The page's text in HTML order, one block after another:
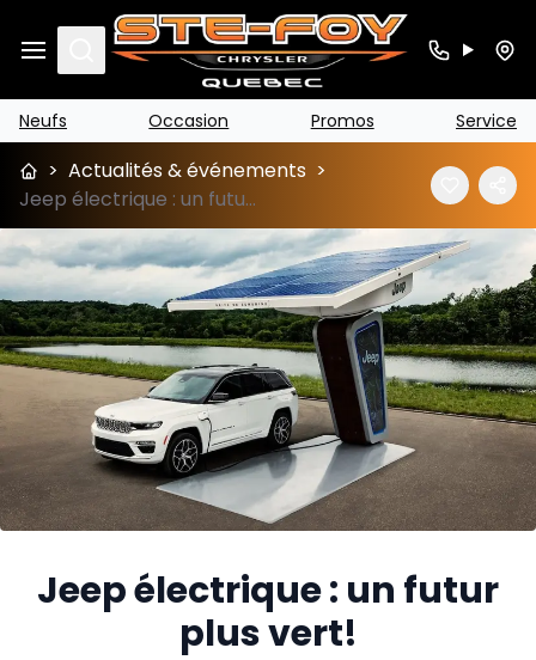
Search
Neufs Occasion Promos Service
> Actualités & événements >
Jeep électrique : un futur plus vert!
Jeep électrique : un futur
plus vert!